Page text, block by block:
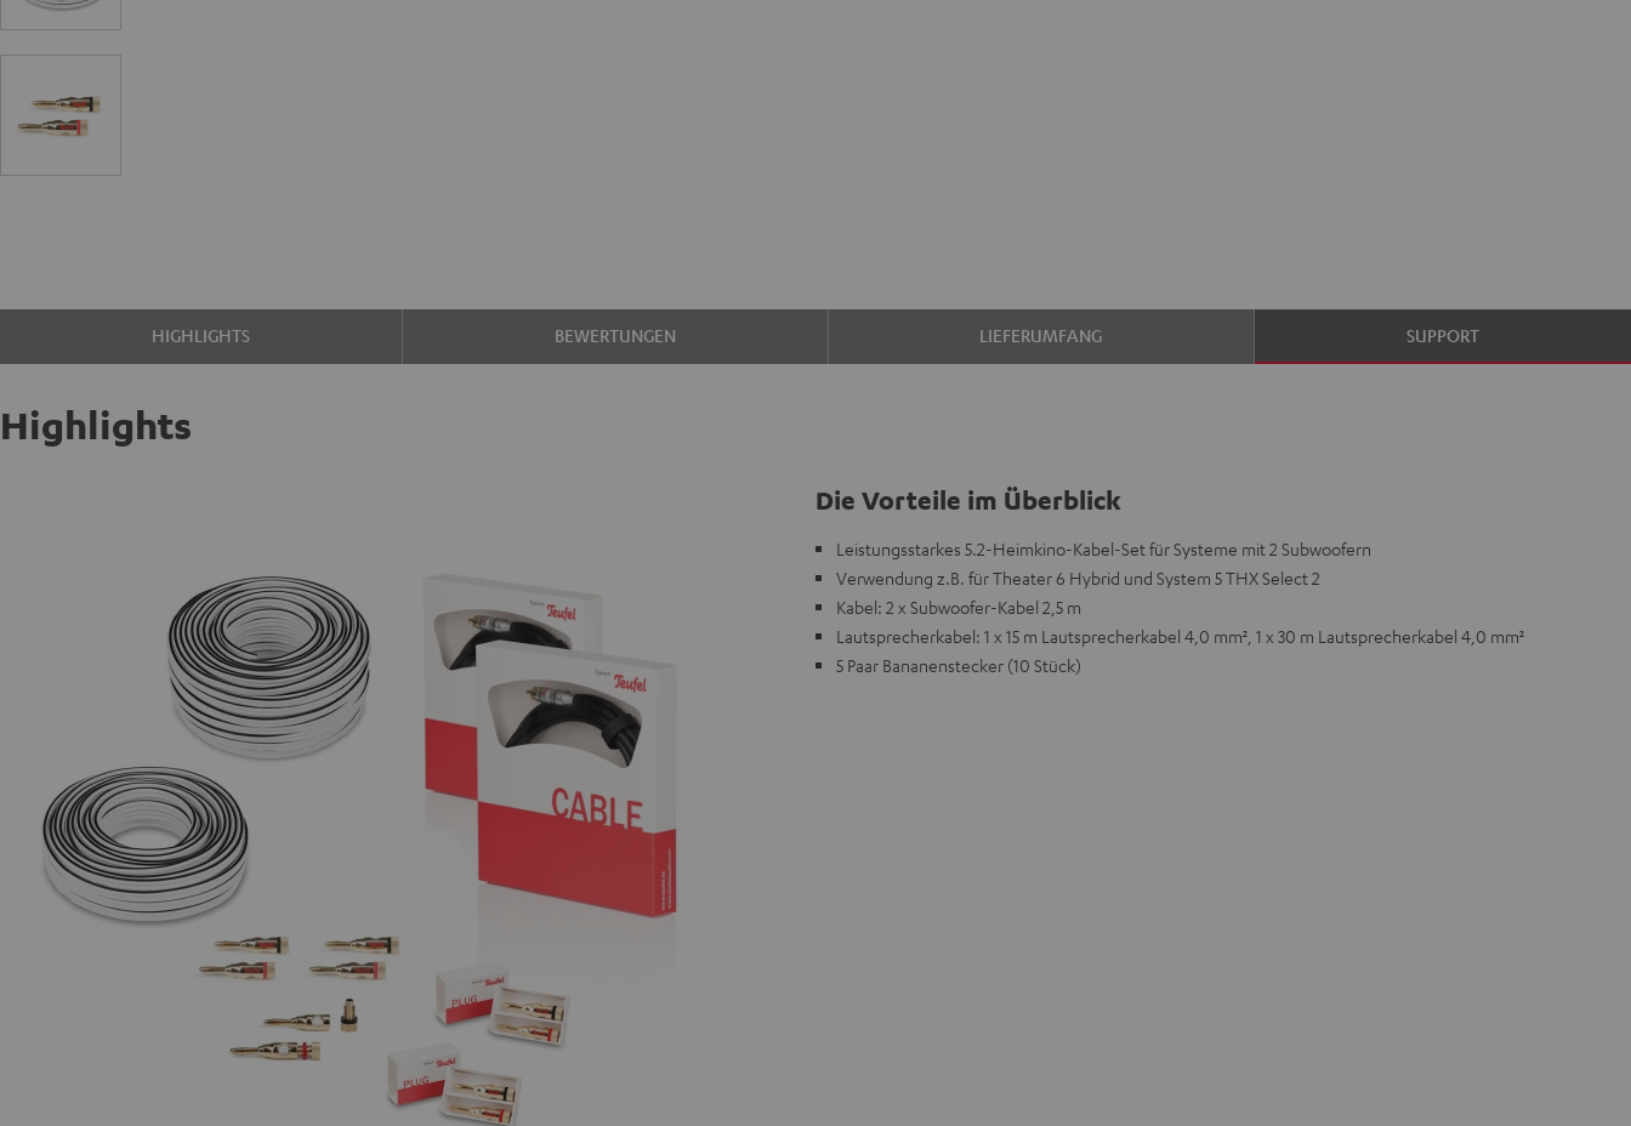
HIGHLIGHTS BEWERTUNGEN LIEFERUMFANG SUPPORT
Highlights
Die Vorteile im Überblick
Leistungsstarkes 5.2-Heimkino-Kabel-Set für Systeme mit 2 Subwoofern
Verwendung z.B. für Theater 6 Hybrid und System 5 THX Select 2
Kabel: 2 x Subwoofer-Kabel 2,5 m
Lautsprecherkabel: 1 x 15 m Lautsprecherkabel 4,0 mm², 1 x 30 m Lautsprecherkabel 4,0 mm²
5 Paar Bananenstecker (10 Stück)